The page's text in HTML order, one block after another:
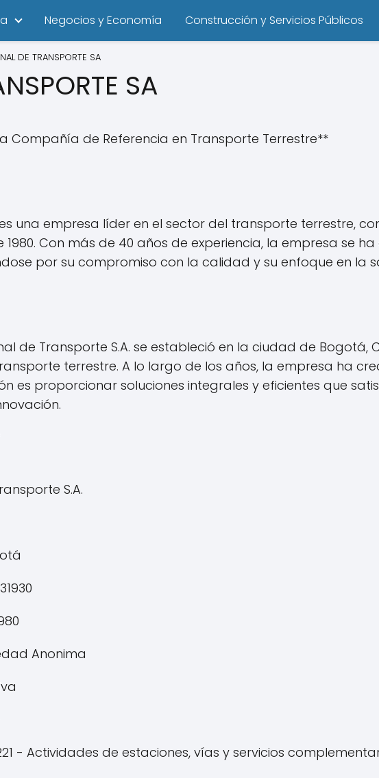
Negocios y Economía Construcción y Servicios Públicos
DE TRANSPORTE SA
SA
Compañía de Referencia en Transporte Terrestre**
es una empresa líder en el sector del transporte terrestre,
1980. Con más de 40 años de experiencia, la empresa se
por su compromiso con la calidad y su enfoque en la
de Transporte S.A. se estableció en la ciudad de
terrestre. A lo largo de los años, la empresa ha
es proporcionar soluciones integrales y eficientes que
S.A.
Anonima
- Actividades de estaciones, vías y servicios